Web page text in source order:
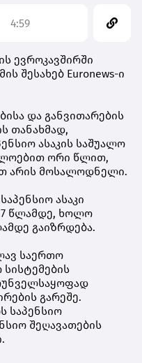
4:59
ევროკავშირში
შესახებ Euronews-ი
და განვითარების
თანახმად,
ასაკის საშუალო
ორი წლით,
არის მოსალოდნელი.
ასაკი
წლამდე, ხოლო
გაიზრდება.
საერთო
სისტემების
გარეშე.
საპენსიო
შეღავათების